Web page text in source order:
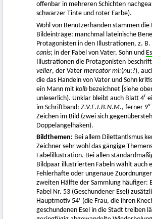
offenbar in mehreren Schichten
schwarzer Tinte und roter Farbe).
Wohl von Benutzerhänden stammen die
Bildeinträge: manchmal lateinische
Protagonisten in den Illustrationen, z. B.
canis; in der Fabel von Vater, Sohn und
Illustrationen die Protagonisten
veller, der Vater mercator mi:(nu:?),
die das Handeln von Vater und Sohn
ein Mann mit kolb bezeichnet [siehe
unleserlich). Unklar bleibt auch Blatt 4r
im Schriftband: Z.V.E.I.B.N.M., ferner 9v
Zeichen im Bild (zwei sich
Doppelangelhaken).
Bildthemen: Bei allem Dilettantismus
Zeichner sehr wohl das gängige
Fabelillustration. Bei allen
Bildpaar illustrierten Fabeln wählt auch
Fehlerhafte oder ungenaue
zweiten Hälfte der Sammlung häufiger:
Fabel Nr. 53 (Geschundener Esel)
Hauptmotiv 54r (die Frau, die ihren
geschundenen Esel in die Stadt treiben